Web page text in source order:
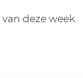
van deze week.